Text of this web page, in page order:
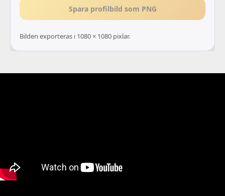
Spara profilbild som PNG
Bilden exporteras i 1080 × 1080 pixlar.